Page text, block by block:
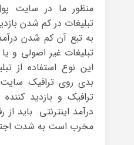
منظور ما در سایت
تبلیغات در کم شدن
به تبع آن کم شدن درآمد
تبلیغات غیر اصولی و
این نوع استفاده از
بدی روی ترافیک
ترافیک و بازدید
درآمد اینترنتی. باید
مخرب است به شدت